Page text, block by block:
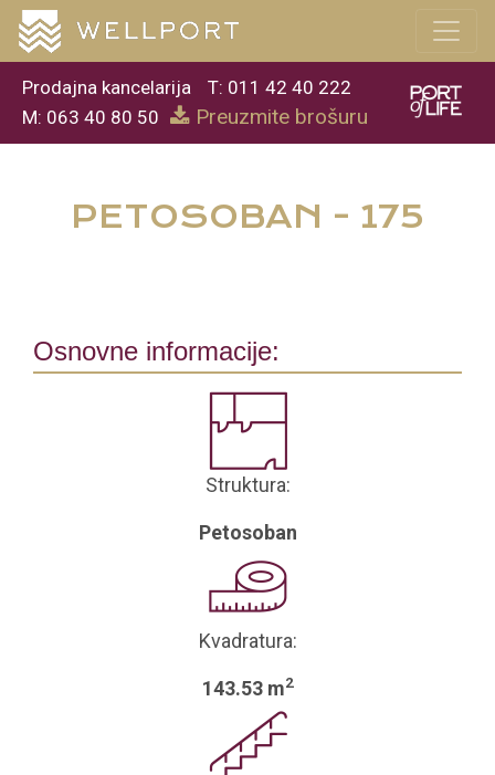
Prodajna kancelarija
T: 011 42 40 222
M: 063 40 80 50
Preuzmite brošuru
PETOSOBAN - 175
Osnovne informacije:
Struktura:
Petosoban
Kvadratura:
143.53 m2